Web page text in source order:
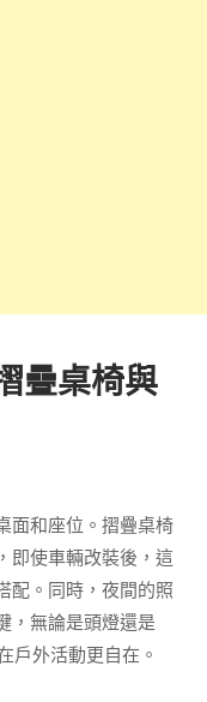
疊桌椅與
面和座位。摺疊桌椅
即使車輛改裝後，這
配。同時，夜間的照
，無論是頭燈還是
戶外活動更自在。